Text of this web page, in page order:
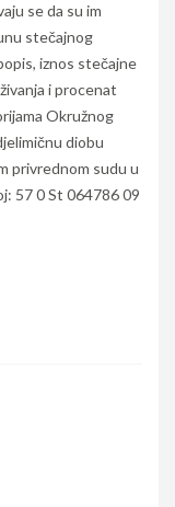
se da su im
stečajnog
iznos stečajne
i procenat
Okružnog
diobu
privrednom sudu u
57 0 St 064786 09